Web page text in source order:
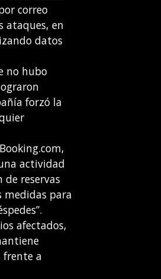
correo
ataques, en
datos
no hubo
forzó la
actividad
reservas
medidas para
afectados,
frente a